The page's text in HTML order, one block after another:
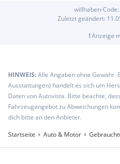
willhaben-Code:
Zuletzt geändert:
!Anzeige
HINWEIS:Alle Angaben ohne Gewähr.
Ausstattungen) handelt es sich um
Daten von Autovista. Bitte beachte,
Fahrzeugangebot zu Abweichungen
dich bitte an den Anbieter.
Startseite
Auto & Motor